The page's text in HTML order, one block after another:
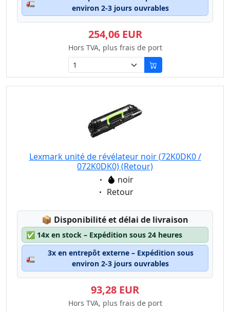
🚛
environ 2-3 jours ouvrables
254,06 EUR
Hors TVA, plus frais de port
Lexmark unité de révélateur noir (72K0DK0 /
072K0DK0) (Retour)
Eigenschaft:
noir
Eigenschaft:
Retour
📦 Lagerstatus:
Disponibilité et délai de livraison
✅ 14x en stock – Expédition sous 24 heures
🚛
3x en entrepôt externe – Expédition sous
environ 2-3 jours ouvrables
93,28 EUR
Hors TVA, plus frais de port